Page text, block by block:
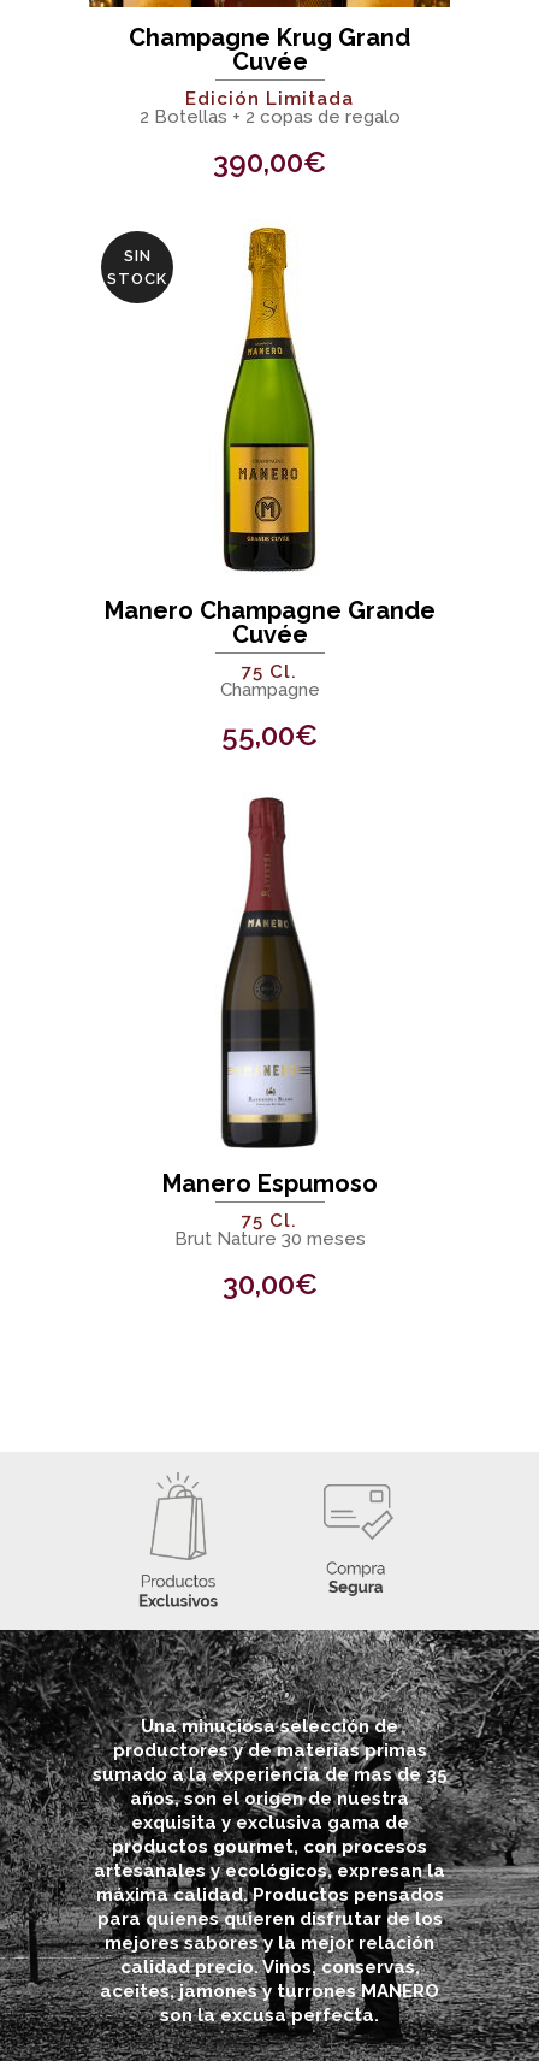
Champagne Krug Grand
Cuvée
Edición Limitada
2 Botellas + 2 copas de regalo
390,00€
SIN
STOCK
Manero Champagne Grande
Cuvée
75 Cl.
Champagne
55,00€
Manero Espumoso
75 Cl.
Brut Nature 30 meses
30,00€
Una minuciosa selección de
productores y de materias primas
sumado a la experiencia de mas de 35
años, son el origen de nuestra
exquisita y exclusiva gama de
productos gourmet, con procesos
artesanales y ecológicos, expresan la
máxima calidad. Productos pensados
para quienes quieren disfrutar de los
mejores sabores y la mejor relación
calidad precio. Vinos, conservas,
aceites, jamones y turrones MANERO
son la excusa perfecta.